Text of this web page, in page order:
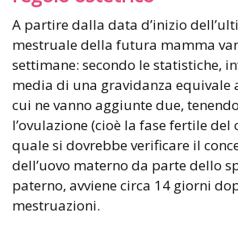
A partire dalla data d’inizio
mestruale della futura mamma
settimane: secondo le statistiche,
media di una gravidanza equivale
cui ne vanno aggiunte due,
l’ovulazione (cioè la fase fertile del
quale si dovrebbe verificare il
dell’uovo materno da parte dello
paterno, avviene circa 14 giorni
mestruazioni.